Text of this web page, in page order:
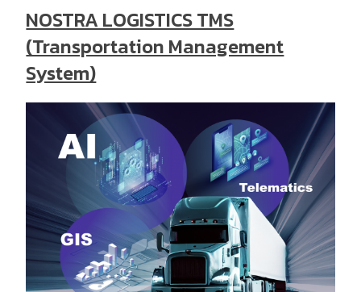
NOSTRA LOGISTICS TMS
(Transportation Management
System)